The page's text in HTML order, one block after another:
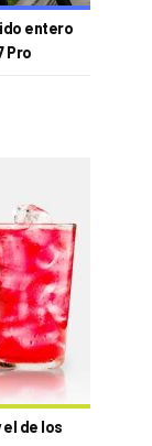
entero
Pro
de los